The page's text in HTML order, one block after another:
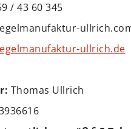
43 60 345
ullrich.de
Thomas Ullrich